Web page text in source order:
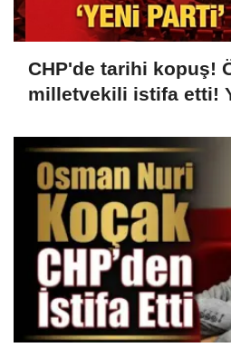
CHP'de tarihi kopuş!
milletvekili istifa etti!